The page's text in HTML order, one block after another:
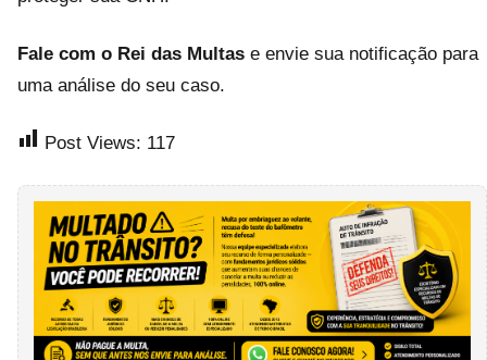
Fale com o Rei das Multas e envie sua notificação para
uma análise do seu caso.
Post Views: 117